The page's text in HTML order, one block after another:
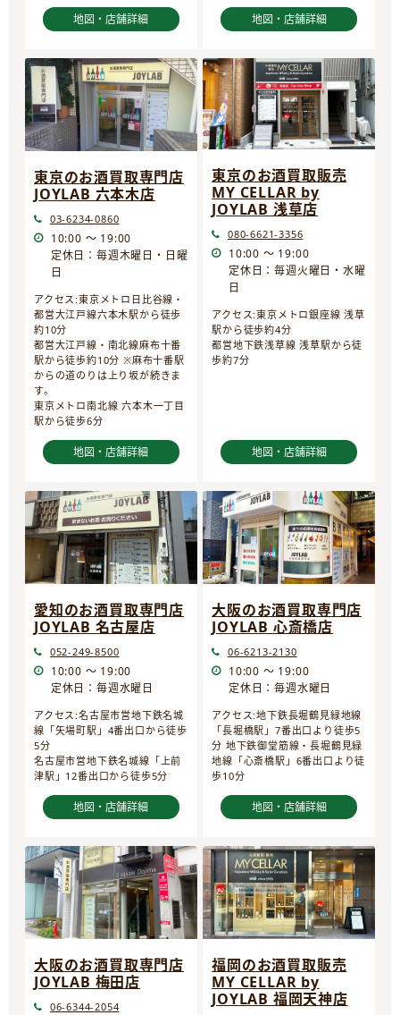
地図・店舗詳細 地図・店舗詳細
東京のお酒買取専門店
JOYLAB 六本木店
03-6234-0860
10:00 ～ 19:00
定休日：毎週木曜日・日曜
日
アクセス:東京メトロ日比谷線・
都営大江戸線六本木駅から徒歩
約10分
都営大江戸線・南北線麻布十番
駅から徒歩約10分 ※麻布十番駅
からの道のりは上り坂が続きま
す。
東京メトロ南北線 六本木一丁目
駅から徒歩6分
地図・店舗詳細
東京のお酒買取販売
MY CELLAR by
JOYLAB 浅草店
080-6621-3356
10:00 ～ 19:00
定休日：毎週火曜日・水曜
日
アクセス:東京メトロ銀座線 浅草
駅から徒歩約4分
都営地下鉄浅草線 浅草駅から徒
歩約7分
地図・店舗詳細
愛知のお酒買取専門店
JOYLAB 名古屋店
052-249-8500
10:00 ～ 19:00
定休日：毎週水曜日
アクセス:名古屋市営地下鉄名城
線「矢場町駅」4番出口から徒歩
5分
名古屋市営地下鉄名城線「上前
津駅」12番出口から徒歩5分
地図・店舗詳細
大阪のお酒買取専門店
JOYLAB 心斎橋店
06-6213-2130
10:00 ～ 19:00
定休日：毎週水曜日
アクセス:地下鉄長堀鶴見緑地線
「長堀橋駅」7番出口より徒歩5
分 地下鉄御堂筋線・長堀鶴見緑
地線「心斎橋駅」6番出口より徒
歩10分
地図・店舗詳細
大阪のお酒買取専門店
JOYLAB 梅田店
06-6344-2054
福岡のお酒買取販売
MY CELLAR by
JOYLAB 福岡天神店